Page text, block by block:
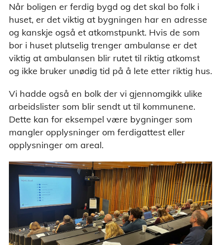
Når boligen er ferdig bygd og det skal bo folk i
huset, er det viktig at bygningen har en adresse
og kanskje også et atkomstpunkt. Hvis de som
bor i huset plutselig trenger ambulanse er det
viktig at ambulansen blir rutet til riktig atkomst
og ikke bruker unødig tid på å lete etter riktig hus.
Vi hadde også en bolk der vi gjennomgikk ulike
arbeidslister som blir sendt ut til kommunene.
Dette kan for eksempel være bygninger som
mangler opplysninger om ferdigattest eller
opplysninger om areal.